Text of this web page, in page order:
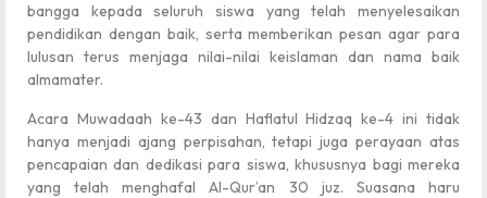
bangga kepada seluruh siswa yang telah menyelesaikan
pendidikan dengan baik, serta memberikan pesan agar para
lulusan terus menjaga nilai-nilai keislaman dan nama baik
almamater.
Acara Muwadaah ke-43 dan Haflatul Hidzaq ke-4 ini tidak
hanya menjadi ajang perpisahan, tetapi juga perayaan atas
pencapaian dan dedikasi para siswa, khususnya bagi mereka
yang telah menghafal Al-Qur’an 30 juz. Suasana haru